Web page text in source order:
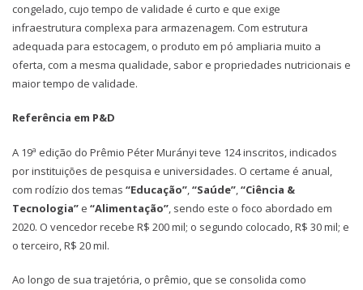
congelado, cujo tempo de validade é curto e que exige
infraestrutura complexa para armazenagem. Com estrutura
adequada para estocagem, o produto em pó ampliaria muito a
oferta, com a mesma qualidade, sabor e propriedades nutricionais e
maior tempo de validade.
Referência em P&D
A 19ª edição do Prêmio Péter Murányi teve 124 inscritos, indicados
por instituições de pesquisa e universidades. O certame é anual,
com rodízio dos temas “Educação”,“Saúde”,“Ciência &
Tecnologia” e “Alimentação”, sendo este o foco abordado em
2020. O vencedor recebe R$ 200 mil; o segundo colocado, R$ 30 mil; e
o terceiro, R$ 20 mil.
Ao longo de sua trajetória, o prêmio, que se consolida como